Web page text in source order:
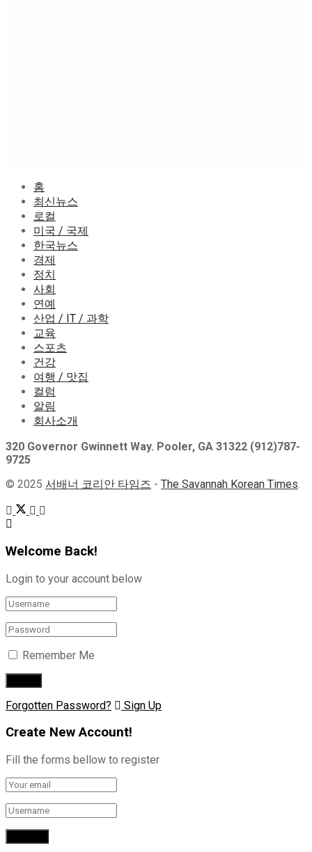
홈
최신뉴스
로컬
미국 / 국제
한국뉴스
경제
정치
사회
연예
산업 / IT / 과학
교육
스포츠
건강
여행 / 맛집
컬럼
알림
회사소개
320 Governor Gwinnett Way. Pooler, GA 31322 (912)787-
9725
© 2025 서배너 코리안 타임즈 - The Savannah Korean Times.
Welcome Back!
Login to your account below
Remember Me
Forgotten Password? Sign Up
Create New Account!
Fill the forms bellow to register